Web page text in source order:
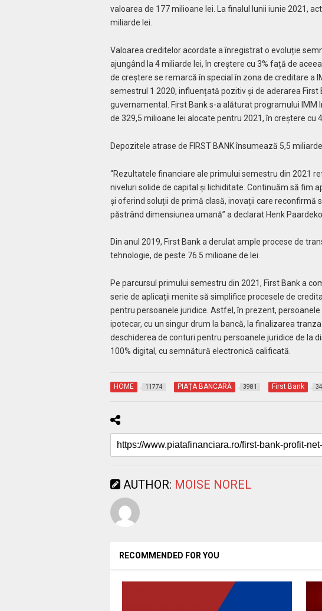
valoarea de 177 milioane lei. La finalul lunii iunie 2021,
miliarde lei.
Valoarea creditelor acordate a înregistrat o evoluție
ajungând la 4 miliarde lei, în creștere cu 3% față de
de creștere se remarcă în special în zona de creditare a
semestrul 1 2020, influențată pozitiv și de aderarea First
guvernamental. First Bank s-a alăturat programului IMM
de 329,5 milioane lei alocate pentru 2021, în creștere cu
Depozitele atrase de FIRST BANK însumează 5,5
“Rezultatele financiare ale primului semestru din 2021
niveluri solide de capital și lichiditate. Continuăm să fim
și oferind soluții de primă clasă, inovații care reconfirmă
păstrând dimensiunea umană” a declarat Henk
Din anul 2019, First Bank a derulat ample procese de
tehnologie, de peste 76.5 milioane de lei.
Pe parcursul primului semestru din 2021, First Bank a
serie de aplicații menite să simplifice procesele de
pentru persoanele juridice. Astfel, în prezent,
ipotecar, cu un singur drum la bancă, la finalizarea
deschiderea de conturi pentru persoanele juridice de la
100% digital, cu semnătură electronică calificată.
HOME 11774 PIAŢA BANCARĂ 3981 First Bank 34
AUTHOR: MOISE NOREL
RECOMMENDED FOR YOU